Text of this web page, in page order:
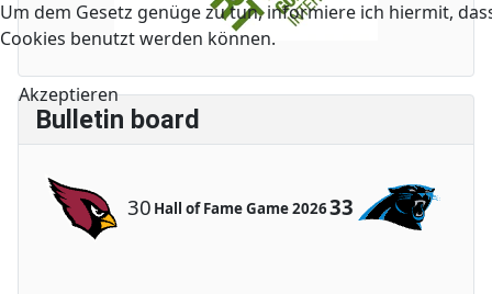
Bulletin board
30 Hall of Fame Game 202633
Um dem Gesetz genüge zu tun, informiere ich hiermit,
Cookies benutzt werden können.
Akzeptieren